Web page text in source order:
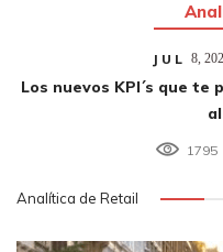
JUL 8,
Los nuevos KPI´s que
1795
Analítica de Retail